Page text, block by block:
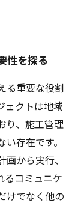
性を探る
る重要な役割
ェクトは地域
り、施工管理
存在です。
から実行、
るコミュニケ
けでなく他の